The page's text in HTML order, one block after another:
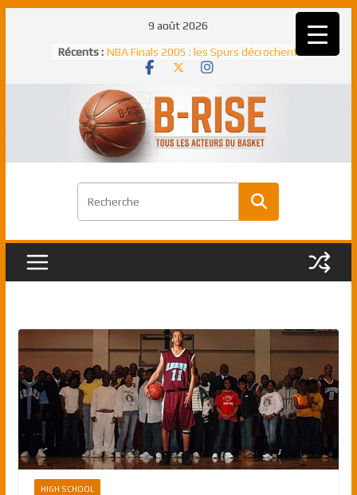
9 août 2026
Récents : meilleur défenseur d’une saison NBA
NBA Finals 2005 : les Spurs décrochent
un troisième titre NBA, la rude bataille
face aux Pistons
NBA Finals 2021 : les Bucks et Giannis
Antetokounmpo triomphent, le Greek
Freek élu MVP
Shai Gilgeous-Alexander : son premier
match à plus de 40 points en NBA, le
canadien transcendant face aux Spurs
l’année
HIGH SCHOOL